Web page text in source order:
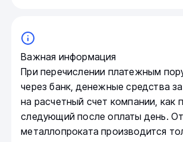
Важная информация
При перечислении платежным
через банк, денежные средства
на расчетный счет компании, как
следующий после оплаты день.
металлопроката производится